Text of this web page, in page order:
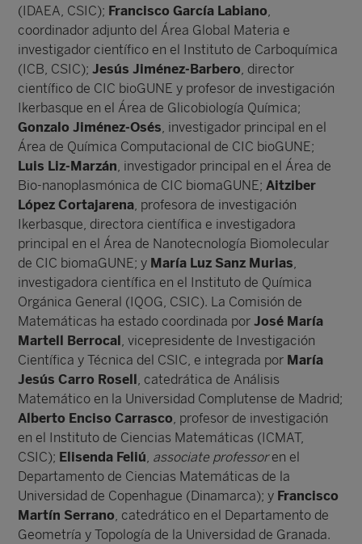
(IDAEA, CSIC); Francisco García Labiano,
coordinador adjunto del Área Global Materia e
investigador científico en el Instituto de Carboquímica
(ICB, CSIC);Jesús Jiménez-Barbero, director
científico de CIC bioGUNE y profesor de investigación
Ikerbasque en el Área de Glicobiología Química;
Gonzalo Jiménez-Osés, investigador principal en el
Área de Química Computacional de CIC bioGUNE;
Luis Liz-Marzán, investigador principal en el Área de
Bio-nanoplasmónica de CIC biomaGUNE;Aitziber
López Cortajarena, profesora de investigación
Ikerbasque, directora científica e investigadora
principal en el Área de Nanotecnología Biomolecular
de CIC biomaGUNE; y María Luz Sanz Murias,
investigadora científica en el Instituto de Química
Orgánica General (IQOG, CSIC). La Comisión de
Matemáticas ha estado coordinada por José María
Martell Berrocal, vicepresidente de Investigación
Científica y Técnica del CSIC, e integrada por María
Jesús Carro Rosell, catedrática de Análisis
Matemático en la Universidad Complutense de Madrid;
Alberto Enciso Carrasco, profesor de investigación
en el Instituto de Ciencias Matemáticas (ICMAT,
CSIC); Elisenda Feliú, associate professoren el
Departamento de Ciencias Matemáticas de la
Universidad de Copenhague (Dinamarca); y Francisco
Martín Serrano, catedrático en el Departamento de
Geometría y Topología de la Universidad de Granada.